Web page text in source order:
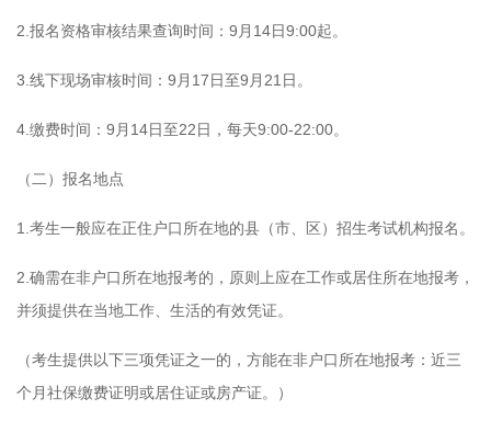
2.报名资格审核结果查询时间：9月14日9:00起。
3.线下现场审核时间：9月17日至9月21日。
4.缴费时间：9月14日至22日，每天9:00-22:00。
（二）报名地点
1.考生一般应在正住户口所在地的县（市、区）招生考试机构报名。
2.确需在非户口所在地报考的，原则上应在工作或居住所在地报考，
并须提供在当地工作、生活的有效凭证。
（考生提供以下三项凭证之一的，方能在非户口所在地报考：近三
个月社保缴费证明或居住证或房产证。）